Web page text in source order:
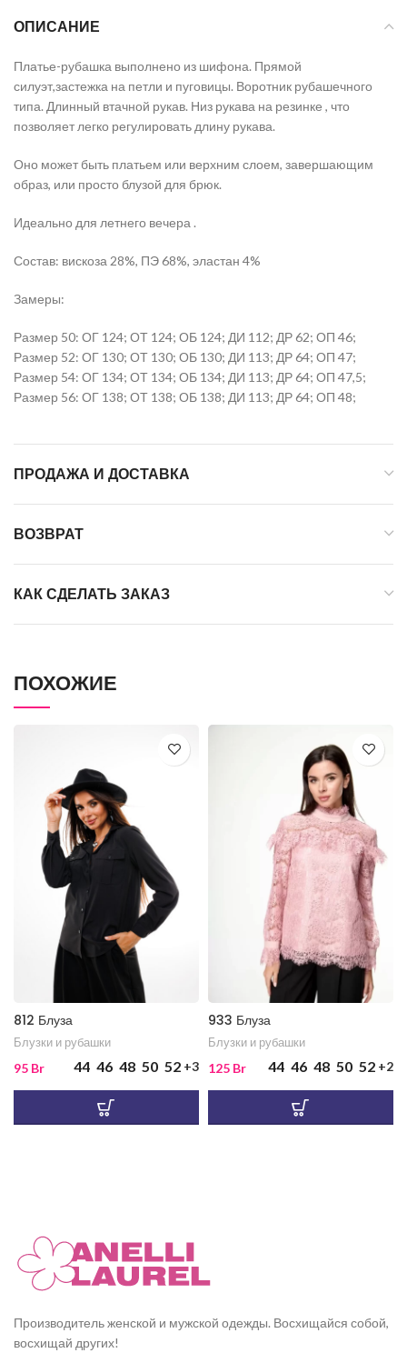
ОПИСАНИЕ
Платье-рубашка выполнено из шифона. Прямой
силуэт,застежка на петли и пуговицы. Воротник рубашечного
типа. Длинный втачной рукав. Низ рукава на резинке , что
позволяет легко регулировать длину рукава.
Оно может быть платьем или верхним слоем, завершающим
образ, или просто блузой для брюк.
Идеально для летнего вечера .
Состав: вискоза 28%, ПЭ 68%, эластан 4%
Замеры:
Размер 50: ОГ 124; ОТ 124; ОБ 124; ДИ 112; ДР 62; ОП 46;
Размер 52: ОГ 130; ОТ 130; ОБ 130; ДИ 113; ДР 64; ОП 47;
Размер 54: ОГ 134; ОТ 134; ОБ 134; ДИ 113; ДР 64; ОП 47,5;
Размер 56: ОГ 138; ОТ 138; ОБ 138; ДИ 113; ДР 64; ОП 48;
ПРОДАЖА И ДОСТАВКА
ВОЗВРАТ
КАК СДЕЛАТЬ ЗАКАЗ
ПОХОЖИЕ
812 Блуза
Блузки и рубашки
95 Br 44 46 48 50 52 +3
933 Блуза
Блузки и рубашки
125 Br 44 46 48 50 52 +2
Производитель женской и мужской одежды. Восхищайся собой,
восхищай других!